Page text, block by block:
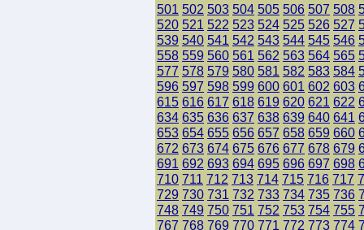
501 502 503 504 505 506 507 508
520 521 522 523 524 525 526 527
539 540 541 542 543 544 545 546
558 559 560 561 562 563 564 565
577 578 579 580 581 582 583 584
596 597 598 599 600 601 602 603
615 616 617 618 619 620 621 622
634 635 636 637 638 639 640 641
653 654 655 656 657 658 659 660
672 673 674 675 676 677 678 679
691 692 693 694 695 696 697 698
710 711 712 713 714 715 716 717
729 730 731 732 733 734 735 736
748 749 750 751 752 753 754 755
767 768 769 770 771 772 773 774